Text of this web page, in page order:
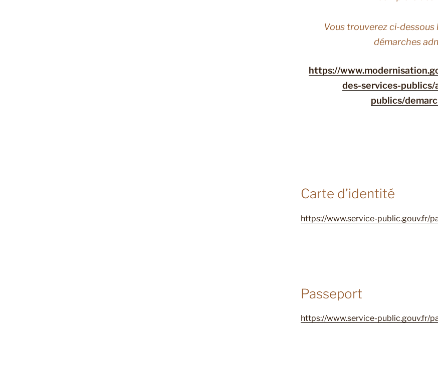
Vous trouverez ci-dessous
démarches
https://
des-services-publics/
publics/
Carte d’identité
https://www.service-public.gouv.fr/
Passeport
https://www.service-public.gouv.fr/